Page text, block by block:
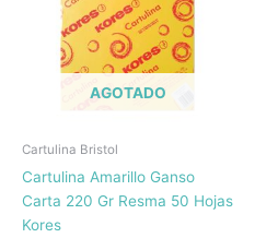
AGOTADO
Cartulina Bristol
Cartulina Amarillo Ganso
Carta 220 Gr Resma 50 Hojas
Kores